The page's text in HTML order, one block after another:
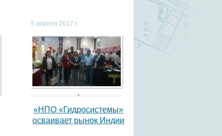
5 апреля 2017 г.
«НПО «Гидросистемы»
осваивает рынок Индии